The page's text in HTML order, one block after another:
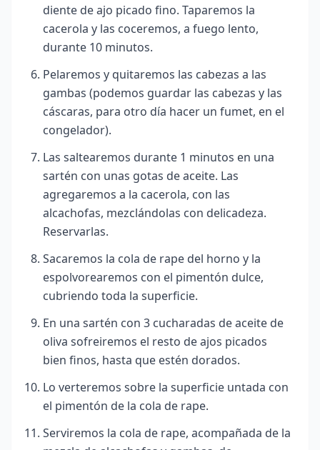
diente de ajo picado fino. Taparemos la
cacerola y las coceremos, a fuego lento,
durante 10 minutos.
Pelaremos y quitaremos las cabezas a las
gambas (podemos guardar las cabezas y las
cáscaras, para otro día hacer un fumet, en el
congelador).
Las saltearemos durante 1 minutos en una
sartén con unas gotas de aceite. Las
agregaremos a la cacerola, con las
alcachofas, mezclándolas con delicadeza.
Reservarlas.
Sacaremos la cola de rape del horno y la
espolvorearemos con el pimentón dulce,
cubriendo toda la superficie.
En una sartén con 3 cucharadas de aceite de
oliva sofreiremos el resto de ajos picados
bien finos, hasta que estén dorados.
Lo verteremos sobre la superficie untada con
el pimentón de la cola de rape.
Serviremos la cola de rape, acompañada de la